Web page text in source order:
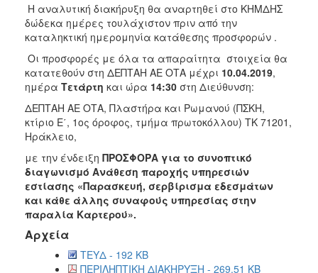
ΠΟΛΙΤΙΣΜΟΣ
ΑΝΘΕΚΤΙΚΗ
Η αναλυτική διακήρυξη θα αναρτηθεί στο ΚΗΜΔΗΣ
δώδεκα ημέρες τουλάχιστον πριν από την
καταληκτική ημερομηνία κατάθεσης προσφορών .
Οι προσφορές με όλα τα απαραίτητα στοιχεία θα
κατατεθούν στη ΔΕΠΤΑΗ ΑΕ ΟΤΑ μέχρι 10.04.2019,
ημέρα Τετάρτη και ώρα 14:30 στη Διεύθυνση:
ΔΕΠΤΑΗ ΑΕ ΟΤΑ, Πλαστήρα και Ρωμανού (ΠΣΚΗ,
κτίριο Ε΄, 1ος όροφος, τμήμα πρωτοκόλλου) ΤΚ 71201,
Ηράκλειο,
με την ένδειξη ΠΡΟΣΦΟΡΑ για το συνοπτικό
διαγωνισμό Ανάθεση παροχής υπηρεσιών
εστίασης «Παρασκευή, σερβίρισμα εδεσμάτων
και κάθε άλλης συναφούς υπηρεσίας στην
παραλία Καρτερού».
Αρχεία
ΤΕΥΔ - 192 KB
ΠΕΡΙΛΗΠΤΙΚΗ ΔΙΑΚΗΡΥΞΗ - 269.51 KB